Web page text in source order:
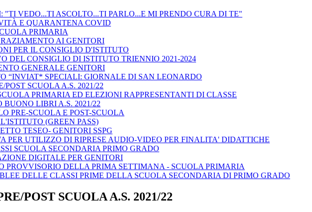
"TI VEDO...TI ASCOLTO...TI PARLO...E MI PRENDO CURA DI TE"
E QUARANTENA COVID
PRIMARIA
AI GENITORI
PER IL CONSIGLIO D'ISTITUTO
DEL CONSIGLIO DI ISTITUTO TRIENNIO 2021-2024
GENERALE GENITORI
“INVIAT* SPECIALI: GIORNALE DI SAN LEONARDO
SCUOLA A.S. 2021/22
PRIMARIA ED ELEZIONI RAPPRESENTANTI DI CLASSE
LIBRI A.S. 2021/22
PRE-SCUOLA E POST-SCUOLA
(GREEN PASS)
TESEO- GENITORI SSPG
PER UTILIZZO DI RIPRESE AUDIO-VIDEO PER FINALITA' DIDATTICHE
SCUOLA SECONDARIA PRIMO GRADO
DIGITALE PER GENITORI
PROVVISORIO DELLA PRIMA SETTIMANA - SCUOLA PRIMARIA
DELLE CLASSI PRIME DELLA SCUOLA SECONDARIA DI PRIMO GRADO
POST SCUOLA A.S. 2021/22